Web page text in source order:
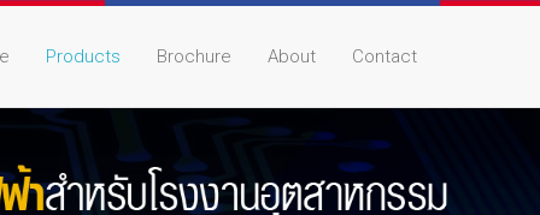
Products Brochure About Contact